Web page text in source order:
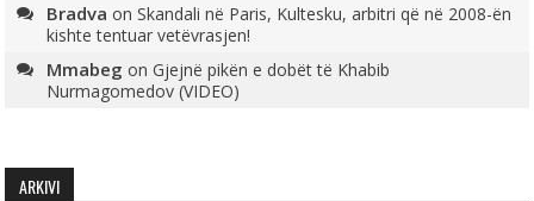
Bradva onSkandali në Paris, Kultesku, arbitri që në 2008-ën
kishte tentuar vetëvrasjen!
Mmabeg onGjejnë pikën e dobët të Khabib
Nurmagomedov (VIDEO)
ARKIVI